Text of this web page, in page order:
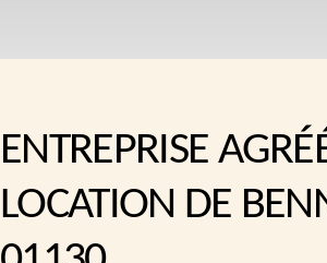
ENTREPRISE
LOCATION DE